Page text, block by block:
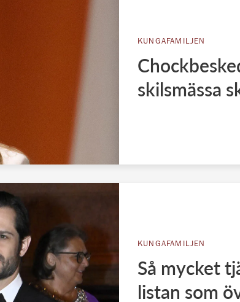
KUNGAFAMILJEN
skilsmässa
KUNGAFAMILJEN
Så mycket
listan som